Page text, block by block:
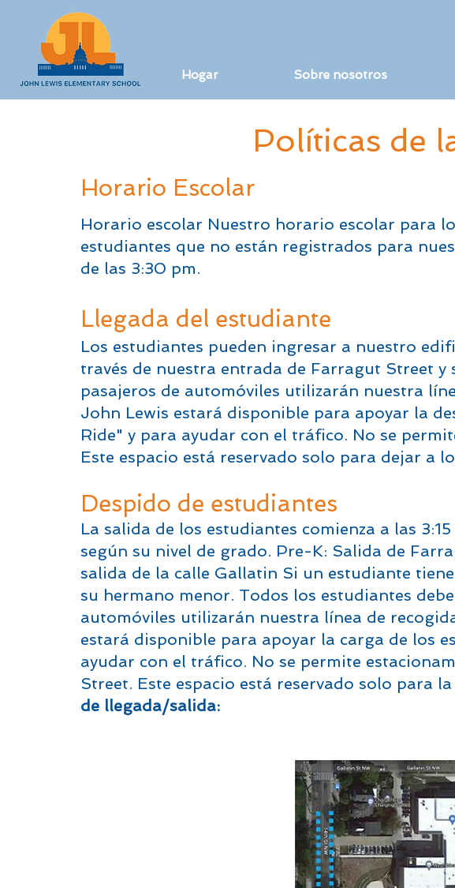
Políticas de
Horario Escolar
Horario escolar Nuestro horario escolar para
estudiantes que no están registrados para
de las 3:30 pm.
Llegada del estudiante
Los estudiantes pueden ingresar a nuestro
través de nuestra entrada de Farragut Street
pasajeros de automóviles utilizarán nuestra
John Lewis estará disponible para apoyar la
Ride" y para ayudar con el tráfico. No se
Este espacio está reservado solo para dejar a
Despido de estudiantes
La salida de los estudiantes comienza a las
según su nivel de grado. Pre-K: Salida de
salida de la calle Gallatin Si un estudiante
su hermano menor. Todos los estudiantes
automóviles utilizarán nuestra línea de
estará disponible para apoyar la carga de los
ayudar con el tráfico. No se permite
Street. Este espacio está reservado solo para
de llegada/salida:
Hogar Sobre nosotros